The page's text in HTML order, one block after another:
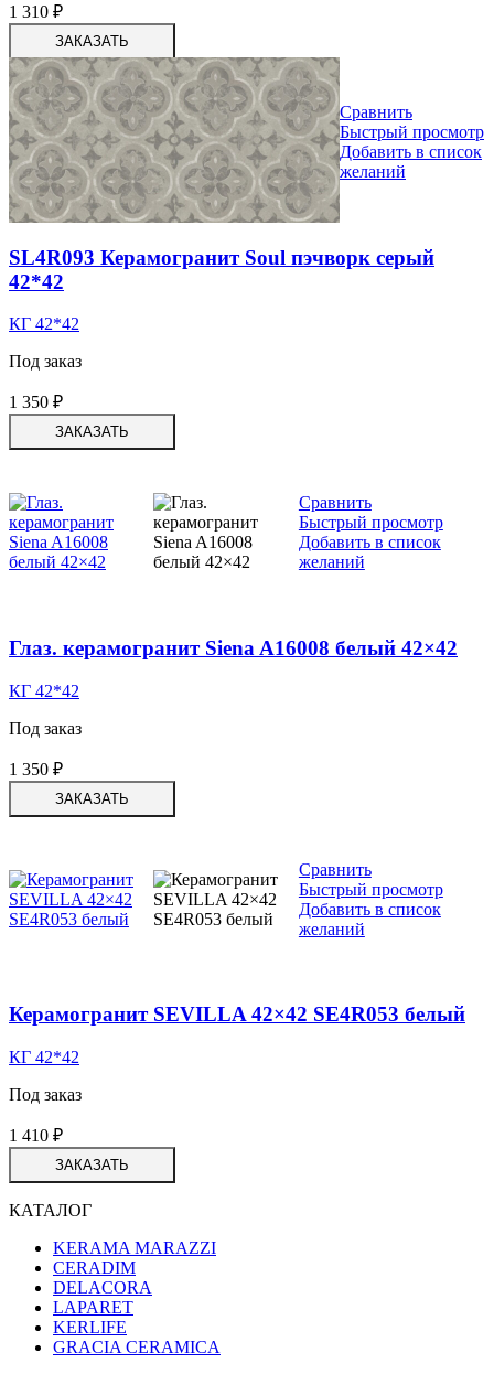
1 310 ₽
ЗАКАЗАТЬ
Сравнить
Быстрый просмотр
Добавить в список
желаний
SL4R093 Керамогранит Soul пэчворк серый
42*42
КГ 42*42
Под заказ
1 350 ₽
ЗАКАЗАТЬ
Сравнить
Быстрый просмотр
Добавить в список
желаний
Глаз. керамогранит Siena A16008 белый 42×42
КГ 42*42
Под заказ
1 350 ₽
ЗАКАЗАТЬ
Сравнить
Быстрый просмотр
Добавить в список
желаний
Керамогранит SEVILLA 42×42 SE4R053 белый
КГ 42*42
Под заказ
1 410 ₽
ЗАКАЗАТЬ
КАТАЛОГ
KERAMA MARAZZI
CERADIM
DELACORA
LAPARET
KERLIFE
GRACIA CERAMICA